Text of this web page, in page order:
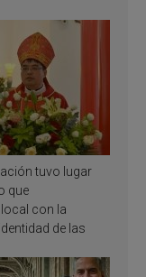
tuvo lugar
que
con la
de las